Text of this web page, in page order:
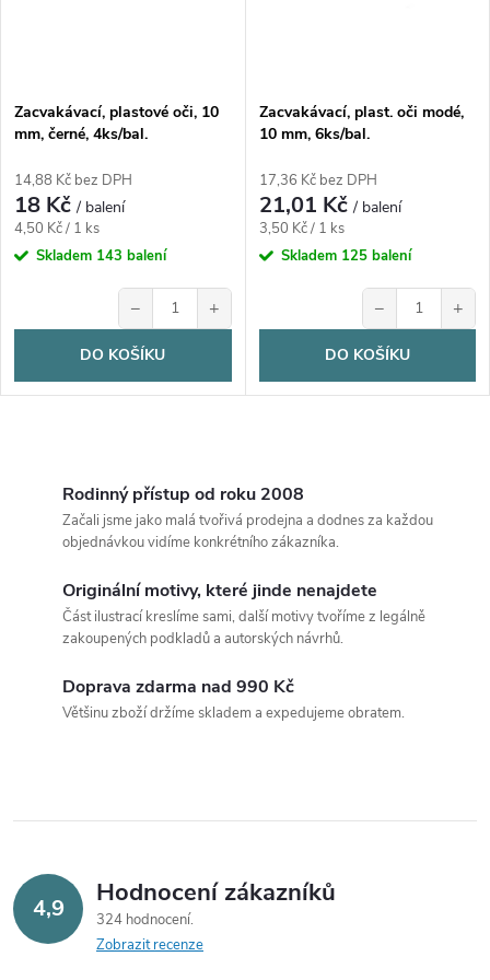
o
d
u
k
t
ů
o
d
u
ů
Zacvakávací, plastové oči, 10
mm, černé, 4ks/bal.
14,88 Kč bez DPH
18 Kč/ balení
Měrná
cena:
4,50 Kč / 1 ks
Skladem 143 balení
− +
DO KOŠÍKU
Zacvakávací, plast. oči modé,
10 mm, 6ks/bal.
17,36 Kč bez DPH
21,01 Kč/ balení
Měrná
cena:
3,50 Kč / 1 ks
Skladem 125 balení
− +
DO KOŠÍKU
p
v
k
Rodinný přístup od roku 2008
Začali jsme jako malá tvořivá prodejna a dodnes za každou
objednávkou vidíme konkrétního zákazníka.
Originální motivy, které jinde nenajdete
Část ilustrací kreslíme sami, další motivy tvoříme z legálně
zakoupených podkladů a autorských návrhů.
Doprava zdarma nad 990 Kč
Většinu zboží držíme skladem a expedujeme obratem.
4,9 Hodnocení zákazníků
324 hodnocení
Zobrazit recenze